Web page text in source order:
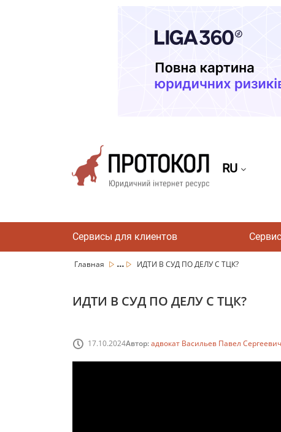
RU
Сервисы для клиентов
Главная ... ИДТИ В СУД ПО ДЕЛУ С ТЦК?
ИДТИ В СУД ПО ДЕЛУ С ТЦК?
17.10.2024Автор:адвокат Васильев Павел Сергеевич